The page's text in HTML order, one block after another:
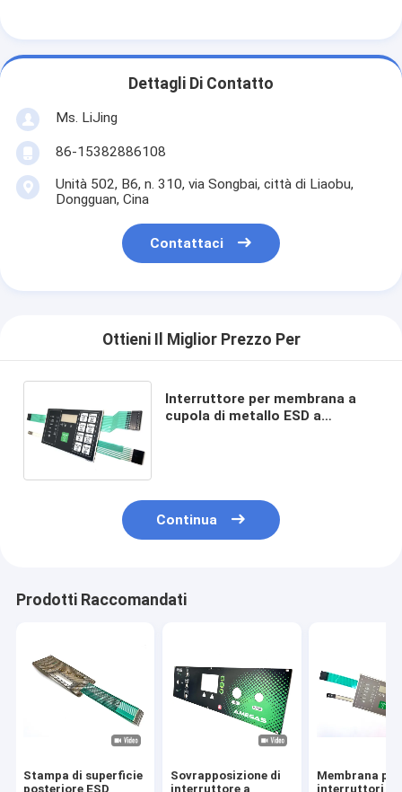
Dettagli Di Contatto
Ms. LiJing
86-15382886108
Unità 502, B6, n. 310, via Songbai, città di Liaobu,
Dongguan, Cina
Contattaci
Ottieni Il Miglior Prezzo Per
Interruttore per membrana a
cupola di metallo ESD a
Continua
Prodotti Raccomandati
Stampa di superficie
posteriore ESD
Sovrapposizione di
interruttore a
Membrana per
interruttori a